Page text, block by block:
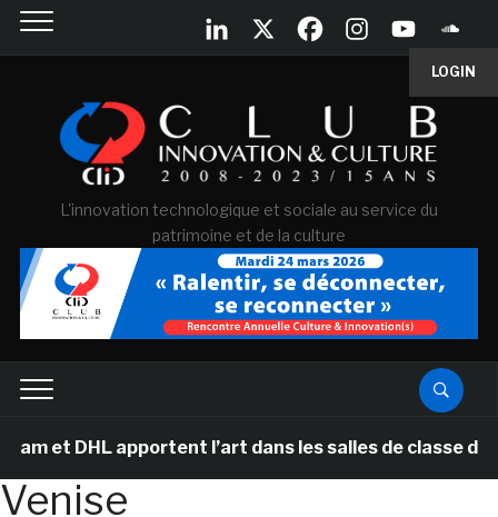
LOGIN
L'innovation technologique et sociale au service du
patrimoine et de la culture
et DHL apportent l’art dans les salles de classe des
Venise